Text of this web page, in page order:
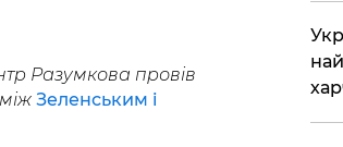
Разумкова провів
Зеленським і